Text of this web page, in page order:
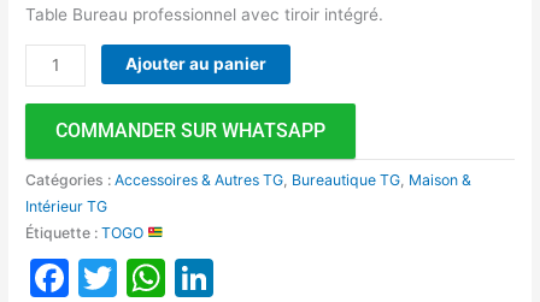
Table Bureau professionnel avec tiroir intégré.
Ajouter au panier
COMMANDER SUR WHATSAPP
Catégories :Accessoires & Autres TG Bureautique TG Maison &
Intérieur TG
Étiquette :TOGO
Facebook
TwitterWhatsApp